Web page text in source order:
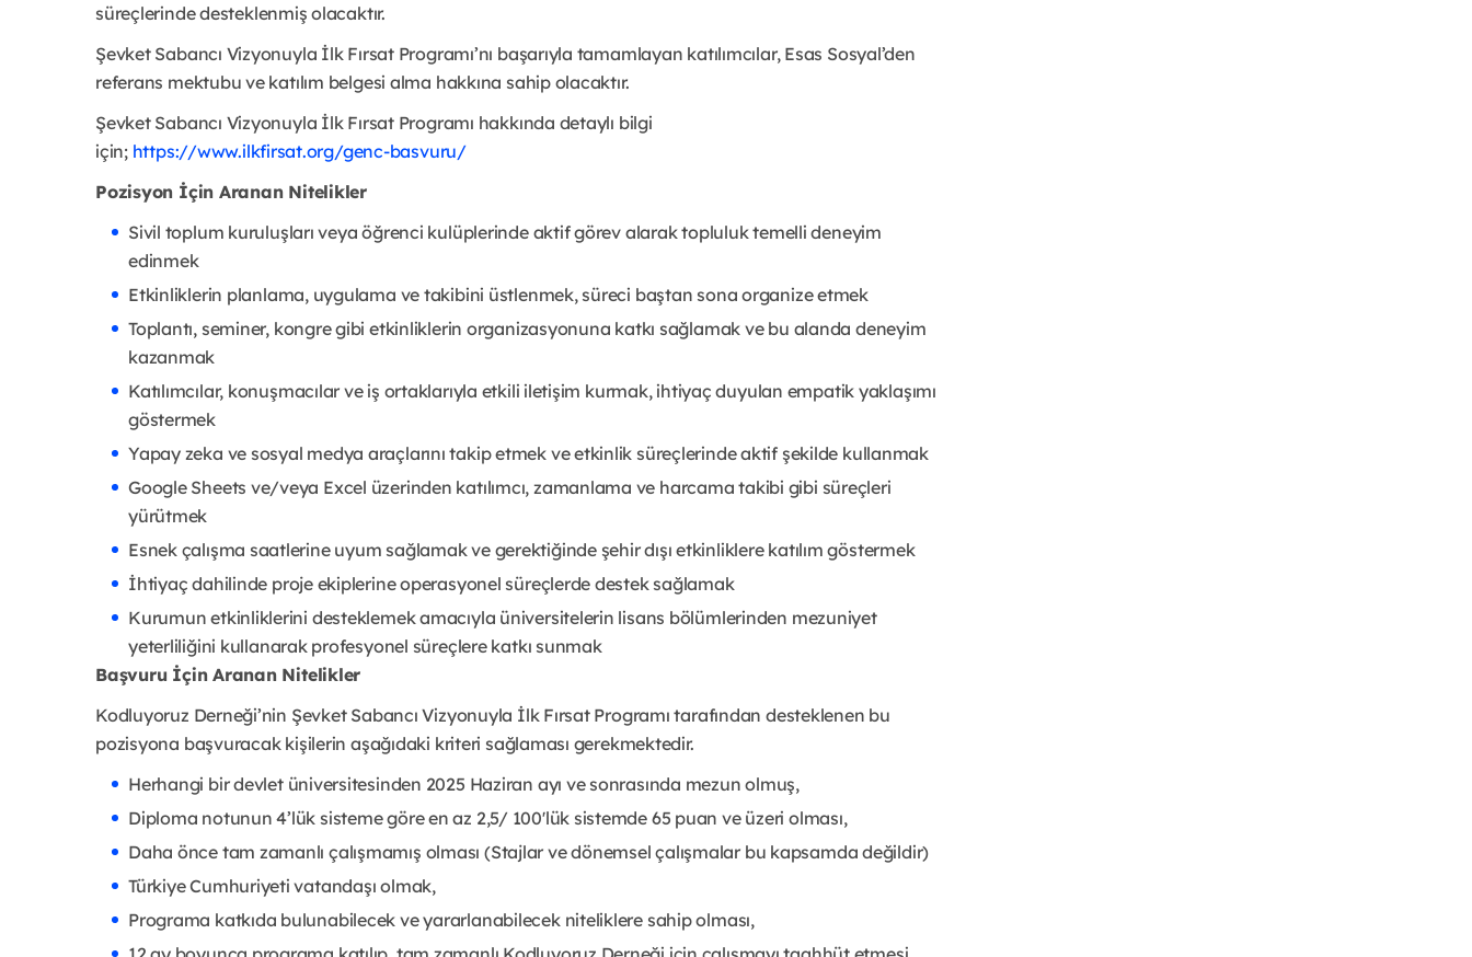
süreçlerinde desteklenmiş olacaktır.
Şevket Sabancı Vizyonuyla İlk Fırsat Programı’nı başarıyla tamamlayan katılımcılar, Esas Sosyal’den
referans mektubu ve katılım belgesi alma hakkına sahip olacaktır.
Şevket Sabancı Vizyonuyla İlk Fırsat Programı hakkında detaylı bilgi
için; https://www.ilkfirsat.org/genc-basvuru/
Pozisyon İçin Aranan Nitelikler
Sivil toplum kuruluşları veya öğrenci kulüplerinde aktif görev alarak topluluk temelli deneyim
edinmek
Etkinliklerin planlama, uygulama ve takibini üstlenmek, süreci baştan sona organize etmek
Toplantı, seminer, kongre gibi etkinliklerin organizasyonuna katkı sağlamak ve bu alanda deneyim
kazanmak
Katılımcılar, konuşmacılar ve iş ortaklarıyla etkili iletişim kurmak, ihtiyaç duyulan empatik yaklaşımı
göstermek
Yapay zeka ve sosyal medya araçlarını takip etmek ve etkinlik süreçlerinde aktif şekilde kullanmak
Google Sheets ve/veya Excel üzerinden katılımcı, zamanlama ve harcama takibi gibi süreçleri
yürütmek
Esnek çalışma saatlerine uyum sağlamak ve gerektiğinde şehir dışı etkinliklere katılım göstermek
İhtiyaç dahilinde proje ekiplerine operasyonel süreçlerde destek sağlamak
Kurumun etkinliklerini desteklemek amacıyla üniversitelerin lisans bölümlerinden mezuniyet
yeterliliğini kullanarak profesyonel süreçlere katkı sunmak
Başvuru İçin Aranan Nitelikler
Kodluyoruz Derneği’nin Şevket Sabancı Vizyonuyla İlk Fırsat Programı tarafından desteklenen bu
pozisyona başvuracak kişilerin aşağıdaki kriteri sağlaması gerekmektedir.
Herhangi bir devlet üniversitesinden 2025 Haziran ayı ve sonrasında mezun olmuş,
Diploma notunun 4’lük sisteme göre en az 2,5/ 100'lük sistemde 65 puan ve üzeri olması,
Daha önce tam zamanlı çalışmamış olması (Stajlar ve dönemsel çalışmalar bu kapsamda değildir)
Türkiye Cumhuriyeti vatandaşı olmak,
Programa katkıda bulunabilecek ve yararlanabilecek niteliklere sahip olması,